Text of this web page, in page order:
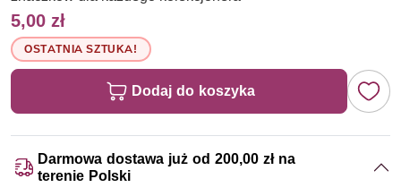
5,00 zł
OSTATNIA SZTUKA!
Dodaj do koszyka
Darmowa dostawa już od 200,00 zł na
terenie Polski